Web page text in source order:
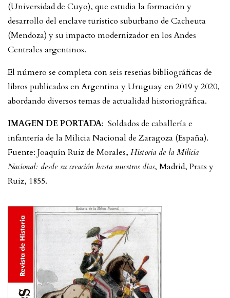
(Universidad de Cuyo), que estudia la formación y
desarrollo del enclave turístico suburbano de Cacheuta
(Mendoza) y su impacto modernizador en los Andes
Centrales argentinos.
El número se completa con seis reseñas bibliográficas de
libros publicados en Argentina y Uruguay en 2019 y 2020,
abordando diversos temas de actualidad historiográfica.
IMAGEN DE PORTADA: Soldados de caballería e
infantería de la Milicia Nacional de Zaragoza (España).
Fuente: Joaquín Ruiz de Morales, Historia de la Milicia
Nacional: desde su creación hasta nuestros días, Madrid, Prats y
Ruiz, 1855.